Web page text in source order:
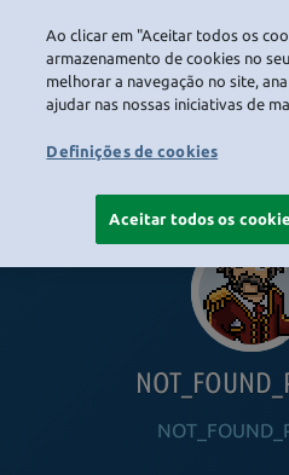
Ao clicar em "Aceitar todos os
armazenamento de cookies no
melhorar a navegação no site,
ajudar nas nossas iniciativas de
Definições de cookies
Aceitar todos os